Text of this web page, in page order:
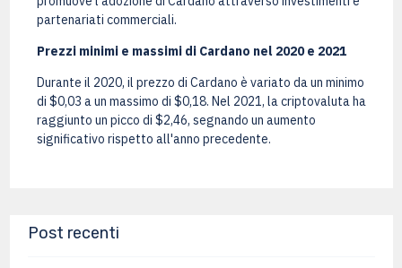
partenariati commerciali.
Prezzi minimi e massimi di Cardano nel 2020 e 2021
Durante il 2020, il prezzo di Cardano è variato da un minimo
di $0,03 a un massimo di $0,18. Nel 2021, la criptovaluta ha
raggiunto un picco di $2,46, segnando un aumento
significativo rispetto all'anno precedente.
Post recenti